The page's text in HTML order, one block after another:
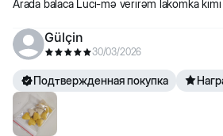
Arada balaca Luci-mə verirəm lakomka
Gülçin
30/03/2026
Подтвержденная покупка